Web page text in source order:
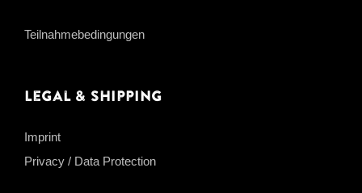
Teilnahmebedingungen
Legal & Shipping
Imprint
Privacy / Data Protection